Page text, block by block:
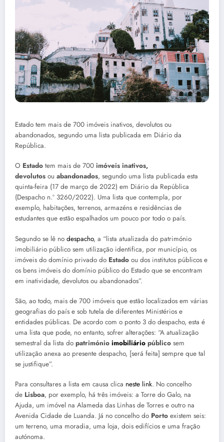
Estado tem mais de 700 imóveis inativos, devolutos ou
abandonados, segundo uma lista publicada em Diário da
República.
O Estado tem mais de 700 imóveis inativos,
devolutos ou abandonados, segundo uma lista publicada esta
quinta-feira (17 de março de 2022) em Diário da República
(Despacho n.º 3260/2022). Uma lista que contempla, por
exemplo, habitações, terrenos, armazéns e residências de
estudantes que estão espalhados um pouco por todo o país.
Segundo se lê no despacho, a “lista atualizada do património
imobiliário público sem utilização identifica, por município, os
imóveis do domínio privado do Estado ou dos institutos públicos e
os bens imóveis do domínio público do Estado que se encontram
em inatividade, devolutos ou abandonados”.
São, ao todo, mais de 700 imóveis que estão localizados em várias
geografias do país e sob tutela de diferentes Ministérios e
entidades públicas. De acordo com o ponto 3 do despacho, esta é
uma lista que pode, no entanto, sofrer alterações: “A atualização
semestral da lista do património imobiliário público sem
utilização anexa ao presente despacho, [será feita] sempre que tal
se justifique”.
Para consultares a lista em causa clica neste link. No concelho
de Lisboa, por exemplo, há três imóveis: a Torre do Galo, na
Ajuda, um imóvel na Alameda das Linhas de Torres e outro na
Avenida Cidade de Luanda. Já no concelho do Porto existem seis:
um terreno, uma moradia, uma loja, dois edifícios e uma fração
autónoma.